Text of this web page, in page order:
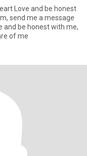
Love and be honest
send me a message
and be honest with me,
of me